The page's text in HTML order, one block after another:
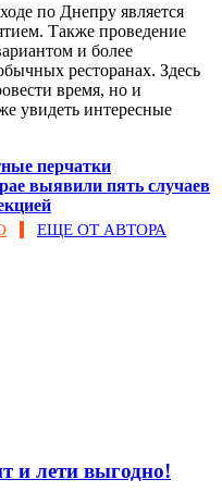
по Днепру является
Также проведение
и более
ресторанах. Здесь
время, но и
увидеть интересные
перчатки
выявили пять случаев
ЕЩЕ ОТ АВТОРА
и лети выгодно!